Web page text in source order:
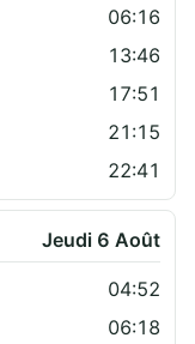
06:16
13:46
17:51
21:15
22:41
Jeudi 6 Août
04:52
06:18